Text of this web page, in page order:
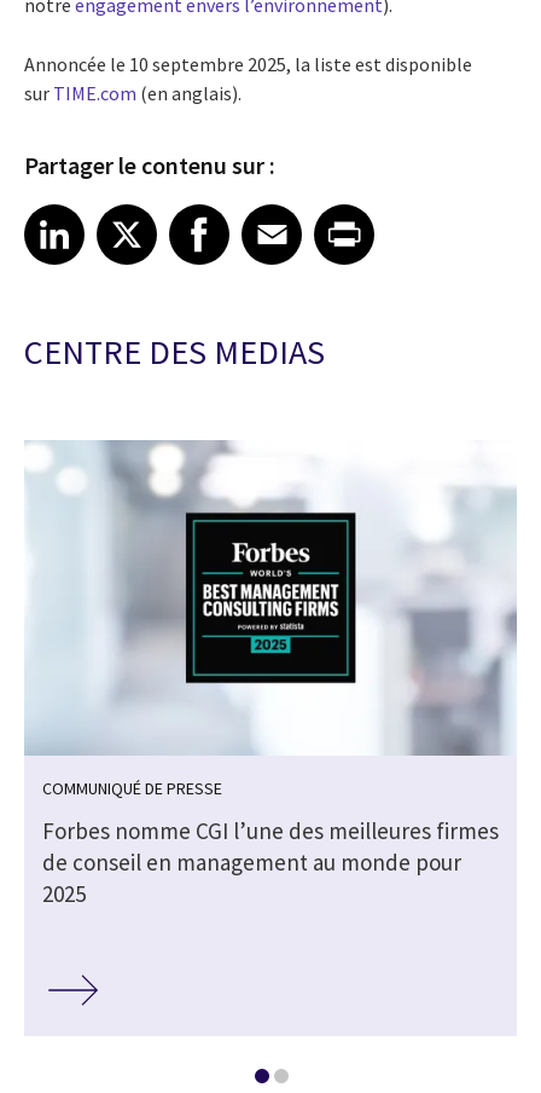
Annoncée le 10 septembre 2025, la liste est disponible
sur TIME.com (en anglais).
Partager le contenu sur :
Share article on LinkedIn
LinkedIn
Share article on XShare article on Facebook
Facebook
Share article on Email
EmailShare article on Print
CENTRE DES MEDIAS
COMMUNIQUÉ DE PRESSE
Forbes nomme CGI l’une des meilleures firmes
de conseil en management au monde pour
2025